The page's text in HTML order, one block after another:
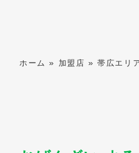
ホーム » 加盟店 »帯広エリ